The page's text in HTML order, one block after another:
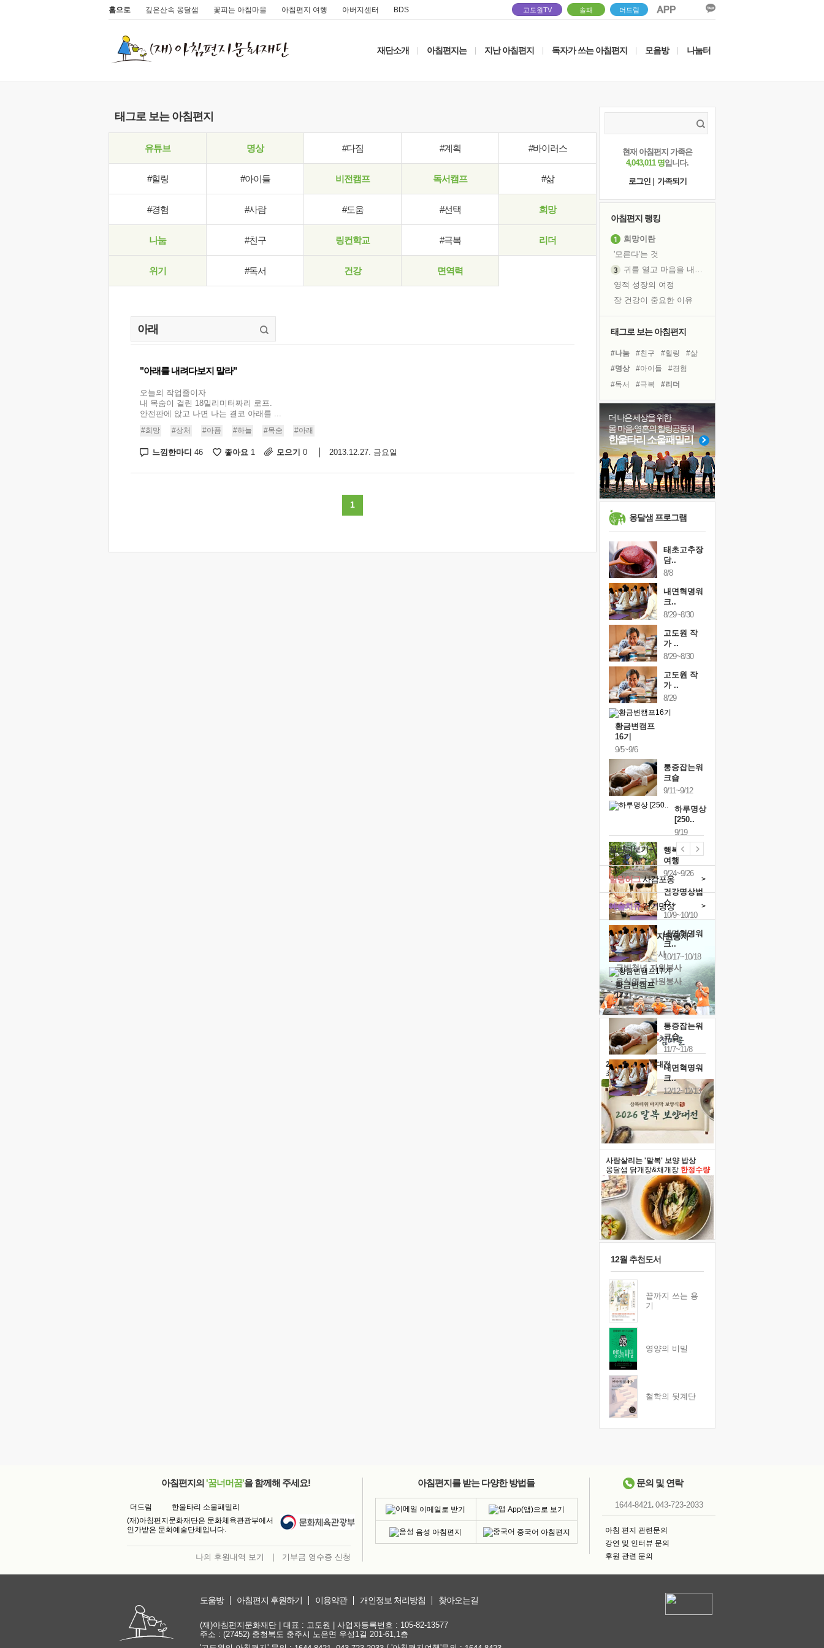
홈으로 깊은산속 옹달샘 꽃피는 아침마을 아침편지 여행 아버지센터 BDS 고도원TV 솔패 더드림
재단소개 아침편지는 지난 아침편지 독자가 쓰는 아침편지 모음방 나눔터
태그로 보는 아침편지
유튜브 명상 #다짐 #계획 #바이러스
#힐링 #아이들 비전캠프 독서캠프 #삶
#경험 #사람 #도움 #선택 희망
나눔 #친구 링컨학교 #극복 리더
위기 #독서 건강 면역력
"아래를 내려다보지 말라"
오늘의 작업줄이자
내 목숨이 걸린 18밀리미터짜리 로프.
안전판에 앉고 나면 나는 결코 아래를 ...
#희망 #상처 #아픔 #하늘 #목숨 #아래
느낌한마디 46 좋아요 1 모으기 0 2013.12.27. 금요일
1
현재 아침편지 가족은
4,043,011 명입니다.
로그인
가족되기
아침편지 랭킹
희망이란
'모른다'는 것
귀를 열고 마음을 내어주고
영적 성장의 여정
장 건강이 중요한 이유
흙이 된 몸으로 출근하는 여자
꿈이 실제가 되는 것
'말 타는 법'을 먼저
졸업식 사진을 보며
극심한 변비, 어깨결림, 수면 장애
아픈 아버지를 위한 공간 설계
슬럼프
보고 싶은 어머니
못된 꼰대들
태그로 보는 아침편지
#나눔 #친구 #힐링
#삶
#명상
#아이들
#경험
#독서
#극복
#리더
#계획
#도움
#비전캠프
#건강
#링컨학교
#독서캠프
#위기
#희망
#다짐
#선택 #바이러스
더 나은 세상을 위한
몸·마음·영혼의 힐링공동체
한울타리 소울패밀리
옹달샘 프로그램
태초고추장
담..
8/8
내면혁명워
크..
8/29~8/30
고도원 작
가 ..
8/29~8/30
고도원 작
가 ..
8/29
황금변캠프
16기
9/5~9/6
통증잡는워
크숍
9/11~9/12
하루명상
[250..
9/19
행복한가족
여행
9/24~9/26
건강명상법
스..
10/9~10/10
내면혁명워
크..
10/17~10/18
황금변캠프
17기
10/30~10/31
통증잡는워
크숍
11/7~11/8
내면혁명워
크..
12/12~12/13
캘린더보기+
예술치유걷기명상 >
힐링허그사감포옹 >
'옹달샘의 꽃'자원봉사
· 청년 자원봉사
· 금빛청년 자원봉사
· 음식연구 자원봉사
2026 말복 보양대전
최대74%할인
사람살리는 '말복' 보양 밥상
옹달샘 닭개장&채개장 한정수량
12월 추천도서
끝까지 쓰는 용
기
영양의 비밀
철학의 뒷계단
아침편지의 '꿈너머꿈'을 함께해 주세요!
더드림
한울타리 소울패밀리
(재)아침편지문화재단은 문화체육관광부에서
인가받은 문화예술단체입니다.
나의 후원내역 보기 기부금 영수증 신청
아침편지를 받는 다양한 방법들
이메일로 받기 App(앱)으로 보기
음성 아침편지 중국어 아침편지
문의 및 연락
1644-8421, 043-723-2033
아침 편지 관련문의
강연 및 인터뷰 문의
후원 관련 문의
도움방 아침편지 후원하기 이용약관 개인정보 처리방침 찾아오는길
(재)아침편지문화재단 | 대표 : 고도원 | 사업자등록번호 : 105-82-13577
주소 : (27452) 충청북도 충주시 노은면 우성1길 201-61,1층